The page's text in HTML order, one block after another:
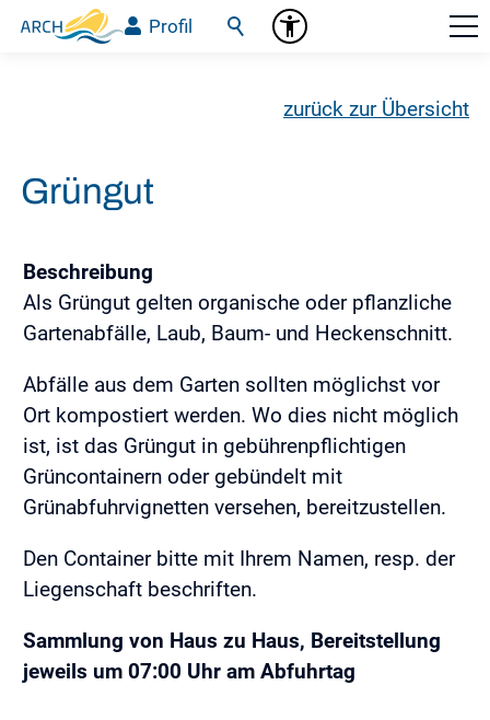
Profil
zurück zur Übersicht
Grüngut
Beschreibung
Als Grüngut gelten organische oder pflanzliche
Gartenabfälle, Laub, Baum- und Heckenschnitt.
Abfälle aus dem Garten sollten möglichst vor
Ort kompostiert werden. Wo dies nicht möglich
ist, ist das Grüngut in gebührenpflichtigen
Grüncontainern oder gebündelt mit
Grünabfuhrvignetten versehen, bereitzustellen.
Den Container bitte mit Ihrem Namen, resp. der
Liegenschaft beschriften.
Sammlung von Haus zu Haus, Bereitstellung
jeweils um 07:00 Uhr am Abfuhrtag